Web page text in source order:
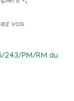
vos
243/PM/RM du